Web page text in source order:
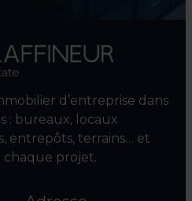
d’entreprise dans
: bureaux, locaux
entrepôts, terrains… et
chaque projet.